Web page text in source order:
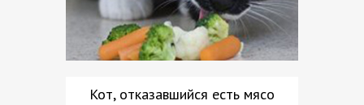
Кот, отказавшийся есть мясо